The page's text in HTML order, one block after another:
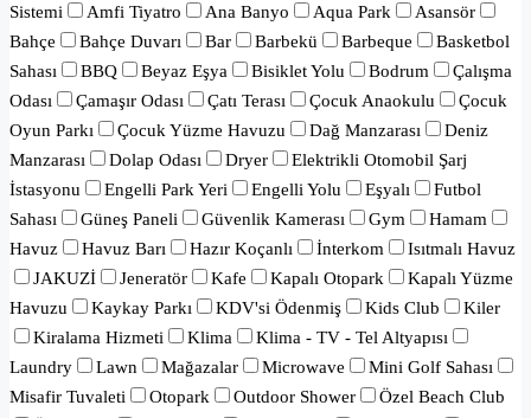
Sistemi
Amfi Tiyatro Ana Banyo Aqua Park
Asansör
Bahçe
Bahçe Duvarı Bar Barbekü Barbeque
Basketbol
Sahası
BBQ Beyaz Eşya Bisiklet Yolu Bodrum
Çalışma
Odası
Çamaşır Odası Çatı Terası Çocuk Anaokulu
Çocuk
Oyun Parkı
Çocuk Yüzme Havuzu Dağ Manzarası
Deniz
Manzarası
Dolap Odası Dryer
Elektrikli Otomobil Şarj
İstasyonu
Engelli Park Yeri Engelli Yolu Eşyalı
Futbol
Sahası
Güneş Paneli Güvenlik Kamerası Gym
Hamam
Havuz
Havuz Barı Hazır Koçanlı İnterkom
Isıtmalı Havuz
JAKUZİ
Jeneratör Kafe Kapalı Otopark
Kapalı Yüzme
Havuzu
Kaykay Parkı KDV'si Ödenmiş Kids Club
Kiler
Kiralama Hizmeti
Klima
Klima - TV - Tel Altyapısı
Laundry
Lawn Mağazalar Microwave
Mini Golf Sahası
Misafir Tuvaleti
Otopark Outdoor Shower
Özel Beach Club